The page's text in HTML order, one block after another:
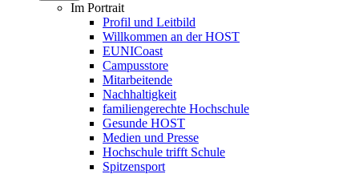
Im Portrait
Profil und Leitbild
Willkommen an der HOST
EUNICoast
Campusstore
Mitarbeitende
Nachhaltigkeit
familiengerechte Hochschule
Gesunde HOST
Medien und Presse
Hochschule trifft Schule
Spitzensport